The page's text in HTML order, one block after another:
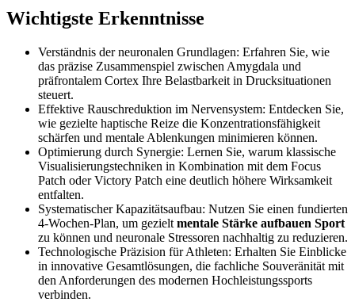
Wichtigste Erkenntnisse
Verständnis der neuronalen Grundlagen: Erfahren Sie, wie
das präzise Zusammenspiel zwischen Amygdala und
präfrontalem Cortex Ihre Belastbarkeit in Drucksituationen
steuert.
Effektive Rauschreduktion im Nervensystem: Entdecken Sie,
wie gezielte haptische Reize die Konzentrationsfähigkeit
schärfen und mentale Ablenkungen minimieren können.
Optimierung durch Synergie: Lernen Sie, warum klassische
Visualisierungstechniken in Kombination mit dem Focus
Patch oder Victory Patch eine deutlich höhere Wirksamkeit
entfalten.
Systematischer Kapazitätsaufbau: Nutzen Sie einen fundierten
4-Wochen-Plan, um gezielt mentale Stärke aufbauen Sport
zu können und neuronale Stressoren nachhaltig zu reduzieren.
Technologische Präzision für Athleten: Erhalten Sie Einblicke
in innovative Gesamtlösungen, die fachliche Souveränität mit
den Anforderungen des modernen Hochleistungssports
verbinden.